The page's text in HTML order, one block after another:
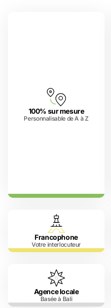
100% sur mesure
Personnalisable de A à Z
Francophone
Votre interlocuteur
Agence locale
Basée à Bali